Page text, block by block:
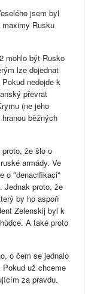
jsem byl
Rusku
mohlo být Rusko
lze dojednat
nedojde k
převrat
(ne jeho
běžných
že šlo o
armády. Ve
o "denacifikaci"
Jednak proto, že
by ho aspoň
Zelenskij byl k
A také proto
o čem se jednalo
Pokud už chceme
za pravdu.